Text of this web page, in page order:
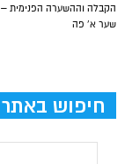
הקבלה וההשערה הפנימית –
שער א’ פה
חיפוש באתר